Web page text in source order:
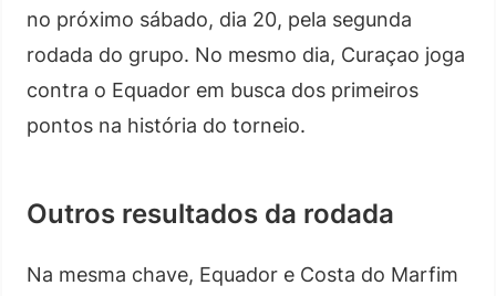
no próximo sábado, dia 20, pela segunda
rodada do grupo. No mesmo dia, Curaçao joga
contra o Equador em busca dos primeiros
pontos na história do torneio.
Outros resultados da rodada
Na mesma chave, Equador e Costa do Marfim